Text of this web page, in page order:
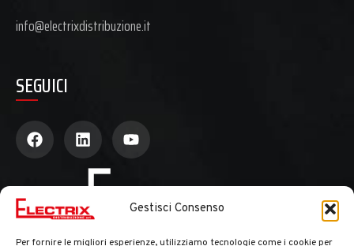
Gestisci Consenso
Per fornire le migliori esperienze, utilizziamo tecnologie come i cookie per
info@electrixdistribuzione.it
SEGUICI